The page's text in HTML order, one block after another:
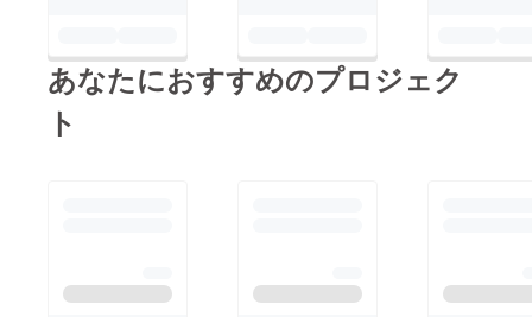
あなたにおすすめのプロジェク
ト